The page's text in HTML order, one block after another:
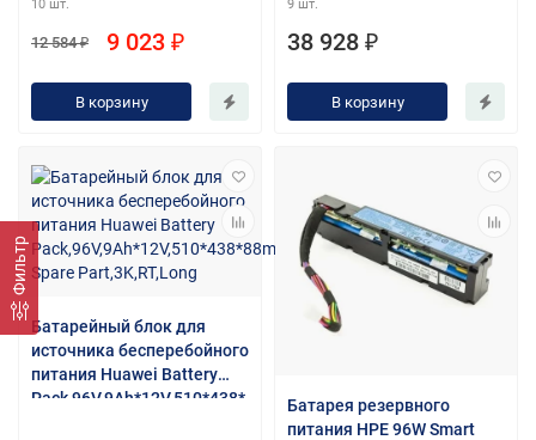
Фильтр
10 шт.
12 584 ₽ 9 023 ₽
В корзину
h,Valve Regulated Lead
Battery,410*438*88mm,72V
9 шт.
38 928 ₽
В корзину
Батарейный блок для
источника бесперебойного
питания Huawei Battery
Pack,96V,9Ah*12V,510*438*
Батарея резервного
питания HPE 96W Smart